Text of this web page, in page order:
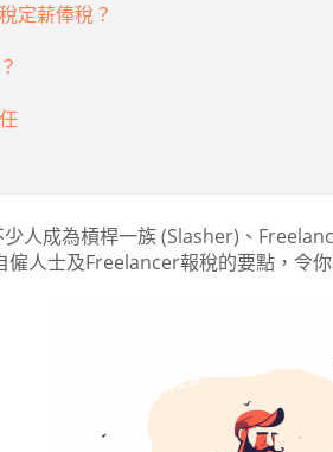
定薪俸稅？
人成為槓桿一族 (Slasher)、
人士及Freelancer報稅的要點，令